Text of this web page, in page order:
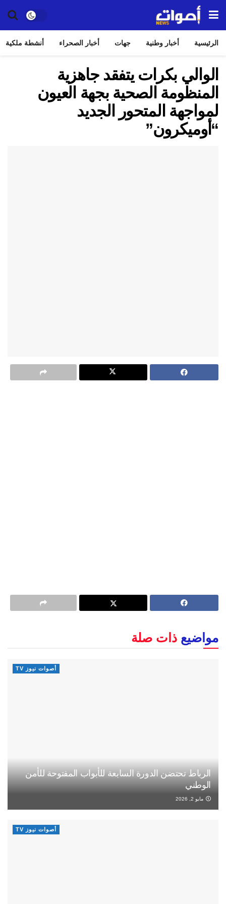
الرئيسية أخبار وطنية جهات أخبار الصحراء أنشطة ملكية
الوالي بكرات يتفقد جاهزية
المنظومة الصحية بجهة العيون
لمواجهة المتحور الجديد
“أوميكرون”
مواضيع ذات صلة
أصوات نيوز TV
الرباط تحتضن الدورة السابعة للأبواب المفتوحة للأمن
الوطني
مايو 2, 2026
أصوات نيوز TV